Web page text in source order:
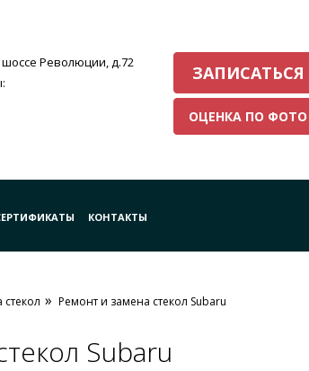
Революции, д.72
ЗАПИСАТЬСЯ
ОЦЕНКА ПО ФОТО
КОНТАКТЫ
Ремонт и замена стекол Subaru
Subaru